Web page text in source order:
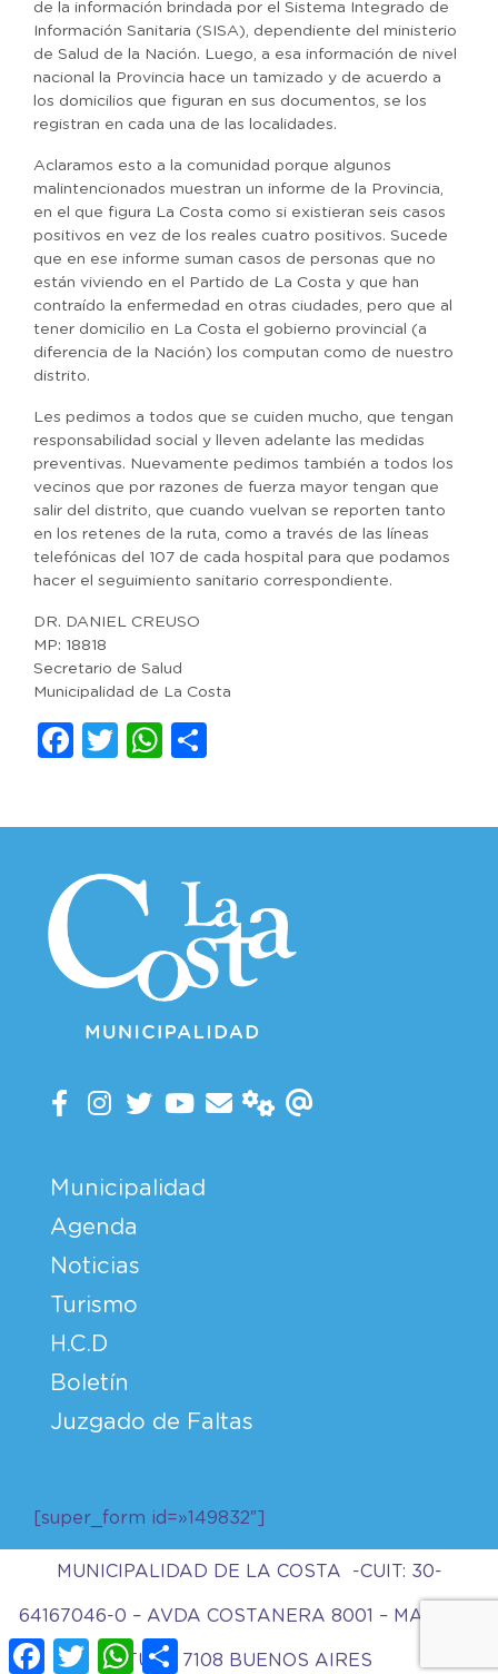
de la información brindada por el Sistema Integrado de
Información Sanitaria (SISA), dependiente del ministerio
de Salud de la Nación. Luego, a esa información de nivel
nacional la Provincia hace un tamizado y de acuerdo a
los domicilios que figuran en sus documentos, se los
registran en cada una de las localidades.
Aclaramos esto a la comunidad porque algunos
malintencionados muestran un informe de la Provincia,
en el que figura La Costa como si existieran seis casos
positivos en vez de los reales cuatro positivos. Sucede
que en ese informe suman casos de personas que no
están viviendo en el Partido de La Costa y que han
contraído la enfermedad en otras ciudades, pero que al
tener domicilio en La Costa el gobierno provincial (a
diferencia de la Nación) los computan como de nuestro
distrito.
Les pedimos a todos que se cuiden mucho, que tengan
responsabilidad social y lleven adelante las medidas
preventivas. Nuevamente pedimos también a todos los
vecinos que por razones de fuerza mayor tengan que
salir del distrito, que cuando vuelvan se reporten tanto
en los retenes de la ruta, como a través de las líneas
telefónicas del 107 de cada hospital para que podamos
hacer el seguimiento sanitario correspondiente.
DR. DANIEL CREUSO
MP: 18818
Secretario de Salud
Municipalidad de La Costa
Facebook
TwitterWhatsApp
Municipalidad
Agenda
Noticias
Turismo
H.C.D
Boletín
Juzgado de Faltas
[super_form id=»149832″]
MUNICIPALIDAD DE LA COSTA -CUIT: 30-
64167046-0 – AVDA COSTANERA 8001 – MAR DEL
TUYU 7108 BUENOS AIRES
Facebook
TwitterWhatsApp